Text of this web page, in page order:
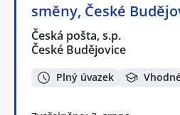
směny, České
Česká pošta, s.p.
České Budějovice
Plný úvazek